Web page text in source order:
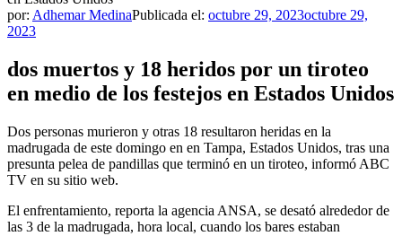
por: Adhemar MedinaPublicada el: octubre 29, 2023octubre 29,
2023
dos muertos y 18 heridos por un tiroteo
en medio de los festejos en Estados Unidos
Dos personas murieron y otras 18 resultaron heridas en la
madrugada de este domingo en en Tampa, Estados Unidos, tras una
presunta pelea de pandillas que terminó en un tiroteo, informó ABC
TV en su sitio web.
El enfrentamiento, reporta la agencia ANSA, se desató alrededor de
las 3 de la madrugada, hora local, cuando los bares estaban